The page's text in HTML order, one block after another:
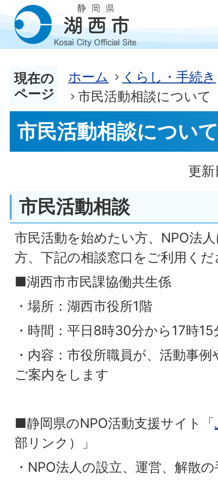
現在の
ページ
ホーム
くらし・手続き
市民活動相談について
市民活動相談について
更
市民活動相談
市民活動を始めたい方、NPO法
方、下記の相談窓口をご利用く
■湖西市市民課協働共生係
・場所：湖西市役所1階
・時間：平日8時30分から17時15
・内容：市役所職員が、活動事
ご案内をします
■静岡県のNPO活動支援サイト「
部リンク）」
・NPO法人の設立、運営、解散